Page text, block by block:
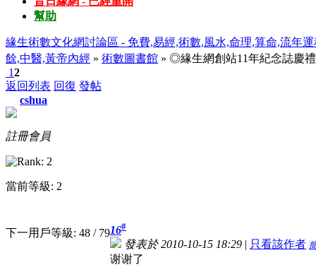
幫助
緣生術數文化網討論區 - 免費,易經,術數,風水,命理,算命,流年
餘,中醫,黃帝內經 » 術數圖書館 » ◎緣生網創站11年紀念誌慶
12
返回列表 回復 發帖
cshua
註冊會員
當前等級: 2
下一用戶等級: 48 / 7916#
發表於 2010-10-15 18:29 | 只看該作者
谢谢了